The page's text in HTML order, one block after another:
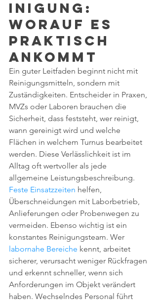
inigung:
Worauf es
praktisch
ankommt
Ein guter Leitfaden beginnt nicht mit
Reinigungsmitteln, sondern mit
Zuständigkeiten. Entscheider in Praxen,
MVZs oder Laboren brauchen die
Sicherheit, dass feststeht, wer reinigt,
wann gereinigt wird und welche
Flächen in welchem Turnus bearbeitet
werden. Diese Verlässlichkeit ist im
Alltag oft wertvoller als jede
allgemeine Leistungsbeschreibung.
Feste Einsatzzeiten helfen,
Überschneidungen mit Laborbetrieb,
Anlieferungen oder Probenwegen zu
vermeiden. Ebenso wichtig ist ein
konstantes Reinigungsteam. Wer
labornahe Bereiche kennt, arbeitet
sicherer, verursacht weniger Rückfragen
und erkennt schneller, wenn sich
Anforderungen im Objekt verändert
haben. Wechselndes Personal führt